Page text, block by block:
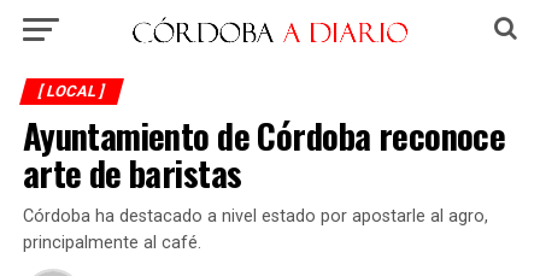
[ LOCAL ]
Ayuntamiento de Córdoba reconoce
arte de baristas
Córdoba ha destacado a nivel estado por apostarle al agro,
principalmente al café.